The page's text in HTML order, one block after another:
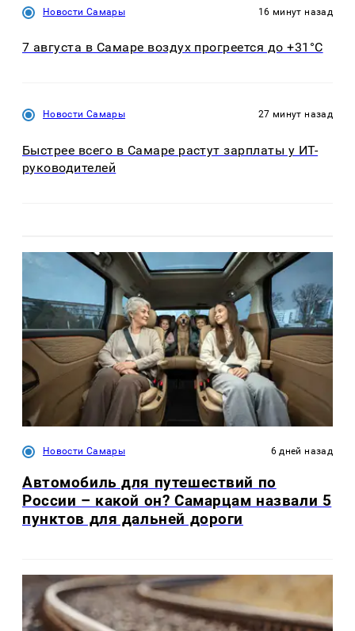
Новости Самары 16 минут назад
7 августа в Самаре воздух прогреется до +31°C
Новости Самары 27 минут назад
Быстрее всего в Самаре растут зарплаты у ИТ-
руководителей
Новости Самары 6 дней назад
Автомобиль для путешествий по
России – какой он? Самарцам назвали 5
пунктов для дальней дороги